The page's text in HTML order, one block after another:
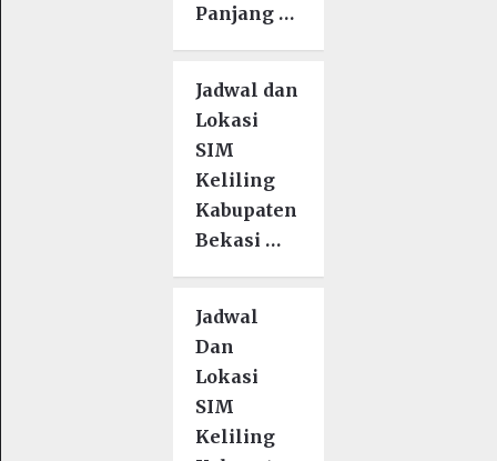
Panjang …
Jadwal dan
Lokasi
SIM
Keliling
Kabupaten
Bekasi …
Jadwal
Dan
Lokasi
SIM
Keliling